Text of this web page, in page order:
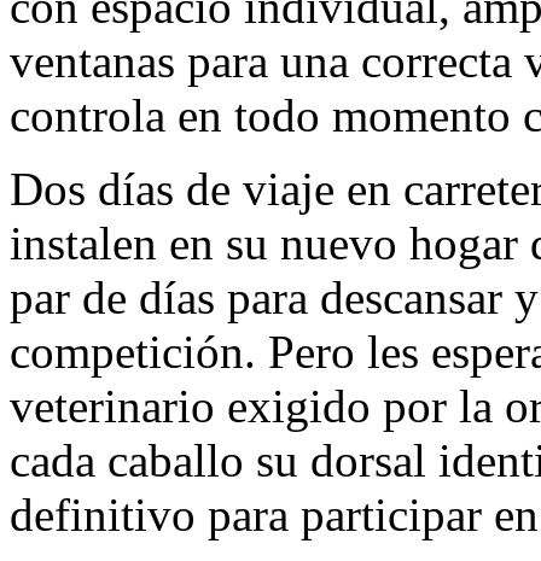
ventanas para una
controla en todo momento
Dos días de viaje en
instalen en su nuevo
par de días para descansar
competición. Pero les
veterinario exigido por la
cada caballo su dorsal
definitivo para participar